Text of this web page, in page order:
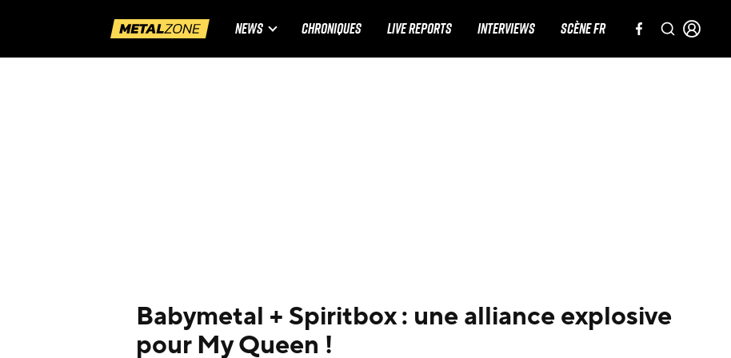
NEWS CHRONIQUES LIVE REPORTS INTERVIEWS SCÈNE FR
Babymetal + Spiritbox : une alliance explosive
pour My Queen !